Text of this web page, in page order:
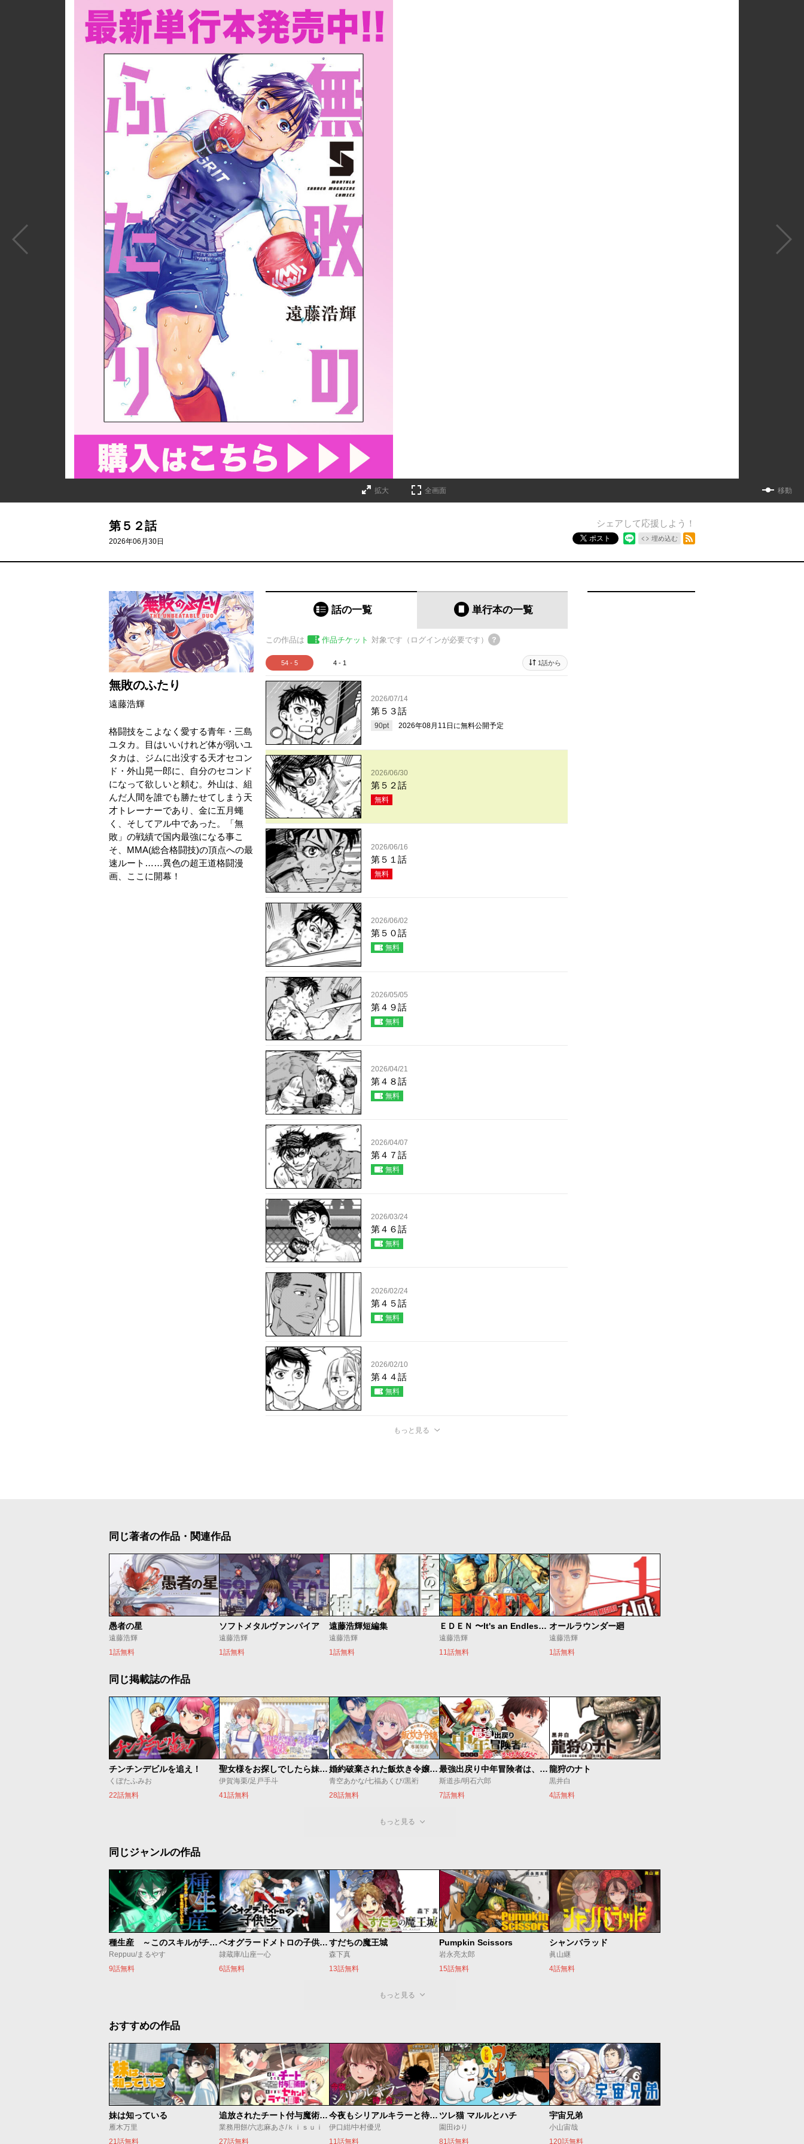
詳細ページへのリンク
拡大 全画面 移動
第５２話
2026年06月30日
シェアして応援しよう！
ポスト 埋め込む
無敗のふたり
遠藤浩輝
格闘技をこよなく愛する青年・三島
ユタカ。目はいいけれど体が弱いユ
タカは、ジムに出没する天才セコン
ド・外山晃一郎に、自分のセコンド
になって欲しいと頼む。外山は、組
んだ人間を誰でも勝たせてしまう天
才トレーナーであり、金に五月蠅
く、そしてアル中であった。「無
敗」の戦績で国内最強になる事こ
そ、MMA(総合格闘技)の頂点への最
速ルート……異色の超王道格闘漫
画、ここに開幕！
話の一覧 単行本の一覧
この作品は 作品チケット 対象です（ログインが必要です）
54 - 5 4 - 1 1話から
2026/07/14
第５３話
90pt 2026年08月11日 に無料公開予定
2026/06/30
第５２話
無料
2026/06/16
第５１話
無料
2026/06/02
第５０話
無料
2026/05/05
第４９話
無料
2026/04/21
第４８話
無料
2026/04/07
第４７話
無料
2026/03/24
第４６話
無料
2026/02/24
第４５話
無料
2026/02/10
第４４話
無料
もっと見る
同じ著者の作品・関連作品
愚者の星
遠藤浩輝
1話無料
ソフトメタルヴァンパイア
遠藤浩輝
1話無料
遠藤浩輝短編集
遠藤浩輝
1話無料
ＥＤＥＮ 〜It's an Endless World!〜
遠藤浩輝
11話無料
オールラウンダー廻
遠藤浩輝
1話無料
同じ掲載誌の作品
チンチンデビルを追え！
くぼたふみお
22話無料
聖女様をお探しでしたら妹で間違いありません。さあどうぞお連れください、今すぐ。
伊賀海栗/足戸手斗
41話無料
婚約破棄された飯炊き令嬢の私は冷酷公爵と専属契約しました～ですが胃袋を掴んだ結果、冷たかった公爵様がどんどん優しくなっています～
青空あかな/七福あくび/黒裄
28話無料
最強出戻り中年冒険者は、今さら命なんてかけたくない
斯道歩/明石六郎
7話無料
龍狩のナト
黒井白
4話無料
もっと見る
同じジャンルの作品
種生産 ～このスキルがチートだとまだ誰も気付いていない～
Reppuu/まるやす
9話無料
ベオグラードメトロの子供たち
隷蔵庫/山座一心
6話無料
すだちの魔王城
森下真
13話無料
Pumpkin Scissors
岩永亮太郎
15話無料
シャンバラッド
眞山継
4話無料
もっと見る
おすすめの作品
妹は知っている
雁木万里
21話無料
追放されたチート付与魔術師は気ままなセカンドライフを謳歌する。 ～俺は武器だけじゃなく、あらゆるものに『強化ポイント』を付与できるし、俺の意思でいつでも効果を解除できるけど、残った人たち大丈夫？～
業務用餅/六志麻あさ/ｋｉｓｕｉ
27話無料
今夜もシリアルキラーと待ち合わせ
伊口紺/中村優児
11話無料
ツレ猫 マルルとハチ
園田ゆり
81話無料
宇宙兄弟
小山宙哉
120話無料